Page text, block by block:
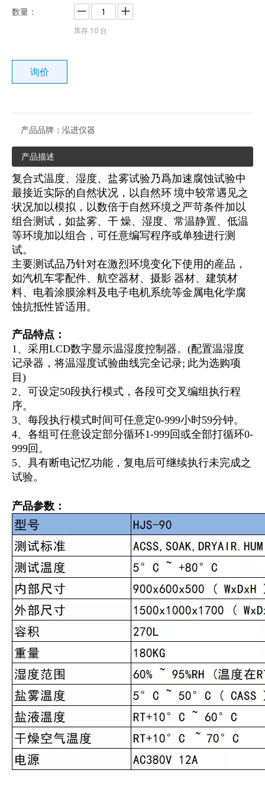
数量：
库存 10 台
询价
产品品牌： 泓进仪器
产品描述
复合式温度、湿度、盐雾试验乃爲加速腐蚀试验中
最接近实际的自然状况，以自然环 境中较常遇见之
状况加以模拟，以数倍于自然环境之严苛条件加以
组合测试，如盐雾、干 燥、湿度、常温静置、低温
等环境加以组合，可任意编写程序或单独进行测
试。
主要测试品乃针对在激烈环境变化下使用的産品，
如汽机车零配件、航空器材、摄影 器材、建筑材
料、电着涂膜涂料及电子电机系统等金属电化学腐
蚀抗抵性皆适用。
产品特点：
1、 采用LCD数字显示温湿度控制器。(配置温湿度
记录器，将温湿度试验曲线完全记录; 此为选购项
目)
2、 可设定50段执行模式，各段可交叉编组执行程
序。
3、 每段执行模式时间可任意定0-999小时59分钟。
4、 各组可任意设定部分循环1-999回或全部打循环0-
999回。
5、 具有断电记忆功能，复电后可继续执行未完成之
试验。
产品参数：